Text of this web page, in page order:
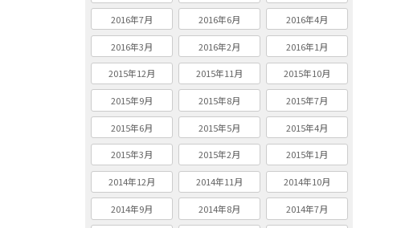
2016年7月 2016年6月 2016年4月
2016年3月 2016年2月 2016年1月
2015年12月 2015年11月 2015年10月
2015年9月 2015年8月 2015年7月
2015年6月 2015年5月 2015年4月
2015年3月 2015年2月 2015年1月
2014年12月 2014年11月 2014年10月
2014年9月 2014年8月 2014年7月